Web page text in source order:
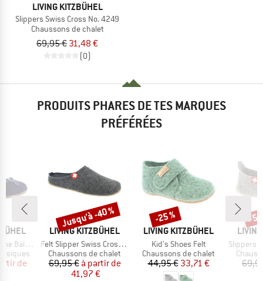
LIVING KITZBÜHEL
Slippers Swiss Cross No. 4249
Chaussons de chalet
69,95 € 31,48 €
(0)
PRODUITS PHARES DE TES MARQUES
PRÉFÉRÉES
réduit
de
MARQUE
LIVING KITZBÜHEL
Article
Felt Slipper Swiss Cross No. 3886
Product group
Chaussons de chalet
Prix
69,95 € Prix réduit
à partir de
41,97 €
Remise
Jusqu'à -40 %
MARQUE
LIVING KITZBÜHEL
Article
Kid's Shoes Felt
Product group
Chaussons de chalet
Prix
44,95 €Prix réduit
33,71 €
Remise
-25 %
Article
Slippers
-